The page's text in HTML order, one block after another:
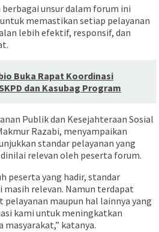
unsur dalam forum ini
memastikan setiap pelayanan
lebih efektif, responsif, dan
Buka Rapat Koordinasi
dan Kasubag Program
Publik dan Kesejahteraan Sosial
Razabi, menyampaikan
standar pelayanan yang
relevan oleh peserta forum.
peserta yang hadir, standar
masih relevan. Namun terdapat
maupun hal lainnya yang
kami untuk meningkatkan
masyarakat,” katanya.